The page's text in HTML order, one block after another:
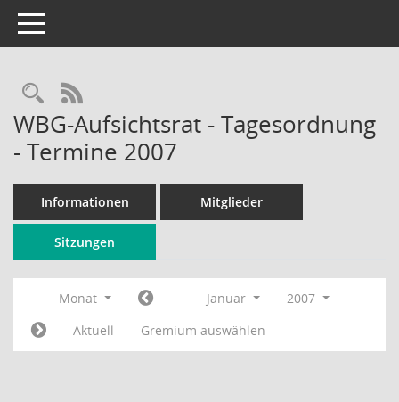
Toggle navigation
Rechercheauswahl
RSS-Feed
WBG-Aufsichtsrat - Tagesordnung
- Termine 2007
Informationen Mitglieder
Sitzungen
Monat Januar
2007
Aktuell
Gremium auswählen